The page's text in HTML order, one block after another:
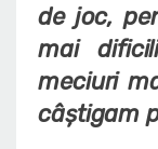
de joc,
mai
meciuri
câștigam